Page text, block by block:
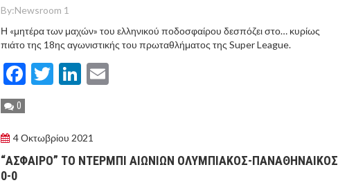
By:Newsroom 1
Η «μητέρα των μαχών» του ελληνικού ποδοσφαίρου δεσπόζει στο… κυρίως
πιάτο της 18ης αγωνιστικής του πρωταθλήματος της Super League.
Facebook
TwitterLinkedIn
0
4 Οκτωβρίου 2021
“ΑΣΦΑΙΡΟ” ΤΟ ΝΤΕΡΜΠΙ ΑΙΩΝΙΩΝ ΟΛΥΜΠΙΑΚΟΣ-ΠΑΝΑΘΗΝΑΙΚΟΣ
0-0